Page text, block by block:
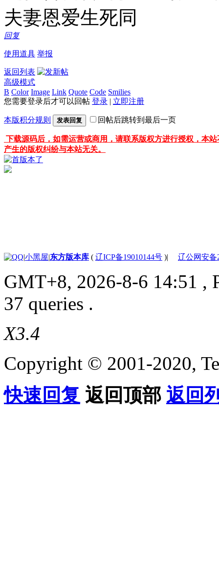
夫妻恩爱生死同
回复
使用道具 举报
返回列表
高级模式
B Color Image Link Quote Code Smilies
您需要登录后才可以回帖 登录 | 立即注册
本版积分规则 发表回复 回帖后跳转到最后一页
下载源码后，如需运营或商用，请联系版权方进行授权，本
产生的版权纠纷与本站无关。
|小黑屋|东方版本库 ( 辽ICP备19010144号 )| 辽公网安备
GMT+8, 2026-8-6 14:51 ,
37 queries .
X3.4
Copyright © 2001-2020,
快速回复 返回顶部 返回